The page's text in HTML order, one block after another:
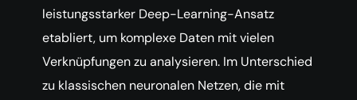
leistungsstarker Deep-Learning-Ansatz
etabliert, um komplexe Daten mit vielen
Verknüpfungen zu analysieren. Im Unterschied
zu klassischen neuronalen Netzen, die mit